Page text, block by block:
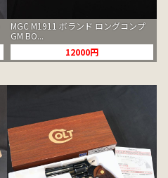
MGC M1911 ボランド ロングコンプ
GM BO...
12000円